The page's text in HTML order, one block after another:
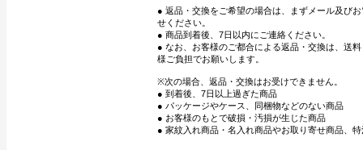
● 返品・交換をご希望の場合は、まずメール及び
せください。
● 商品到着後、7日以内にご連絡ください。
● なお、お客様のご都合による返品・交換は、送
様ご負担でお願いします。
※次の場合、返品・交換はお受けできません。
● 到着後、7日以上過ぎた商品
● パッケージやケース、同梱物などのない商品
● お客様のもとで破損・汚損が生じた商品
● 家紋入れ商品・名入れ商品やお取り寄せ商品、